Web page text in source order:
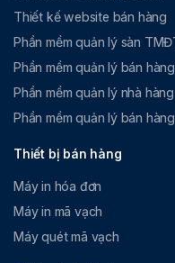
Thiết kế website bán hàng
Phần mềm quản lý sàn
Phần mềm quản lý bán
Phần mềm quản lý nhà
Phần mềm quản lý bán
Thiết bị bán hàng
Máy in hóa đơn
Máy in mã vạch
Máy quét mã vạch